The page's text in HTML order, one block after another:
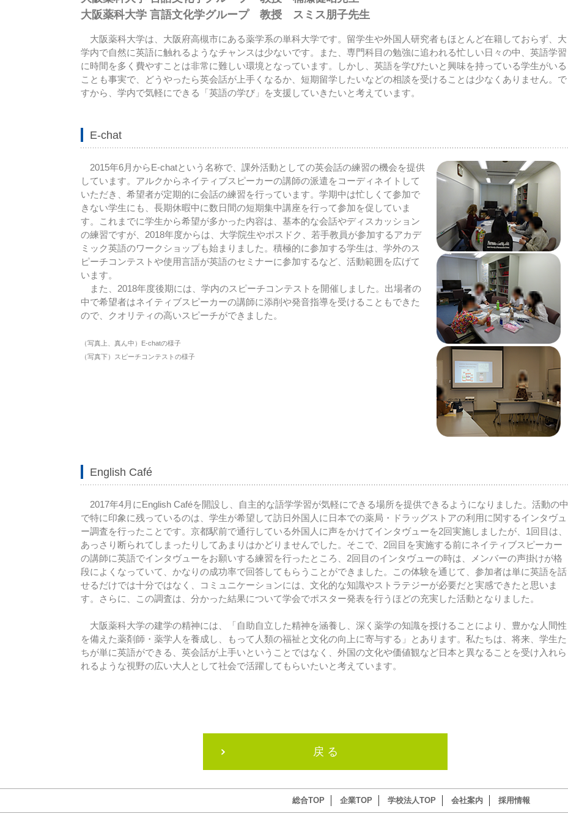
大阪薬科大学 言語文化学グループ 教授 スミス朋子先生
大阪薬科大学は、大阪府高槻市にある薬学系の単科大学です。留学生や外国人研究者もほとんど在籍しておらず、大
学内で自然に英語に触れるようなチャンスは少ないです。また、専門科目の勉強に追われる忙しい日々の中、英語学習
に時間を多く費やすことは非常に難しい環境となっています。しかし、英語を学びたいと興味を持っている学生がいる
ことも事実で、どうやったら英会話が上手くなるか、短期留学したいなどの相談を受けることは少なくありません。で
すから、学内で気軽にできる「英語の学び」を支援していきたいと考えています。
E-chat
2015年6月からE-chatという名称で、課外活動としての英会話の練習の機会を提供
しています。アルクからネイティブスピーカーの講師の派遣をコーディネイトして
いただき、希望者が定期的に会話の練習を行っています。学期中は忙しくて参加で
きない学生にも、長期休暇中に数日間の短期集中講座を行って参加を促していま
す。これまでに学生から希望が多かった内容は、基本的な会話やディスカッション
の練習ですが、2018年度からは、大学院生やポスドク、若手教員が参加するアカデ
ミック英語のワークショップも始まりました。積極的に参加する学生は、学外のス
ピーチコンテストや使用言語が英語のセミナーに参加するなど、活動範囲を広げて
います。
また、2018年度後期には、学内のスピーチコンテストを開催しました。出場者の
中で希望者はネイティブスピーカーの講師に添削や発音指導を受けることもできた
ので、クオリティの高いスピーチができました。
（写真上、真ん中）E-chatの様子
（写真下）スピーチコンテストの様子
English Café
2017年4月にEnglish Caféを開設し、自主的な語学学習が気軽にできる場所を提供できるようになりました。活動の中
で特に印象に残っているのは、学生が希望して訪日外国人に日本での薬局・ドラッグストアの利用に関するインタヴュ
ー調査を行ったことです。京都駅前で通行している外国人に声をかけてインタヴューを2回実施しましたが、1回目は、
あっさり断られてしまったりしてあまりはかどりませんでした。そこで、2回目を実施する前にネイティブスピーカー
の講師に英語でインタヴューをお願いする練習を行ったところ、2回目のインタヴューの時は、メンバーの声掛けが格
段によくなっていて、かなりの成功率で回答してもらうことができました。この体験を通じて、参加者は単に英語を話
せるだけでは十分ではなく、コミュニケーションには、文化的な知識やストラテジーが必要だと実感できたと思いま
す。さらに、この調査は、分かった結果について学会でポスター発表を行うほどの充実した活動となりました。
大阪薬科大学の建学の精神には、「自助自立した精神を涵養し、深く薬学の知識を授けることにより、豊かな人間性
を備えた薬剤師・薬学人を養成し、もって人類の福祉と文化の向上に寄与する」とあります。私たちは、将来、学生た
ちが単に英語ができる、英会話が上手いということではなく、外国の文化や価値観など日本と異なることを受け入れら
れるような視野の広い大人として社会で活躍してもらいたいと考えています。
戻 る
総合TOP 企業TOP 学校法人TOP 会社案内 採用情報